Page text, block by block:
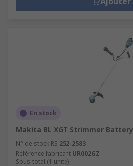
En stock
Makita BL XGT Strimmer Battery
N° de stock RS 252-2583
Référence fabricant UR002GZ
Sous-total (1 unité)